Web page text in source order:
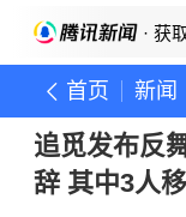
· 获
首页 新闻
追觅发布反
辞 其中3人